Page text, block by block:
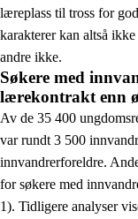
læreplass til tross for
karakterer kan altså
andre ikke.
Søkere med
lærekontrakt enn
Av de 35 400
var rundt 3 500
innvandrerforeldre.
for søkere med
1). Tidligere analyser